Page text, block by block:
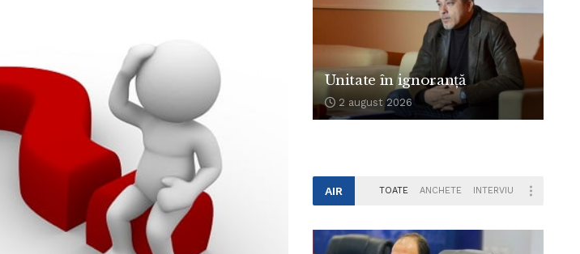
Unitate în ignoranță
2 august 2026
AIR TOATE ANCHETE INTERVIU